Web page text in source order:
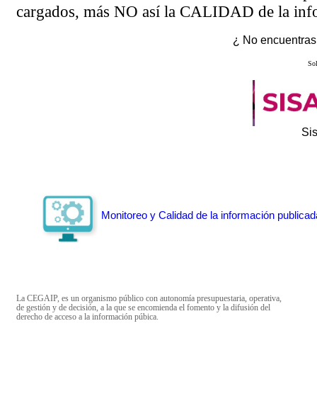
cargados, más NO así la CALIDAD de la
¿ No
Monitoreo y Calidad de la información
La CEGAIP, es un organismo público con autonomía presupuestaria, operativa,
de gestión y de decisión, a la que se encomienda el fomento y la difusión del
derecho de acceso a la información púbica.